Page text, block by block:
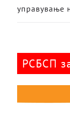
управување
РСБСП